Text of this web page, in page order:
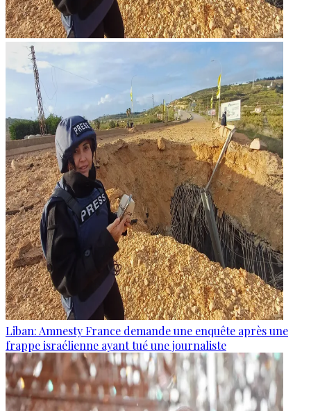
Liban: Amnesty France demande une enquête après une
frappe israélienne ayant tué une journaliste